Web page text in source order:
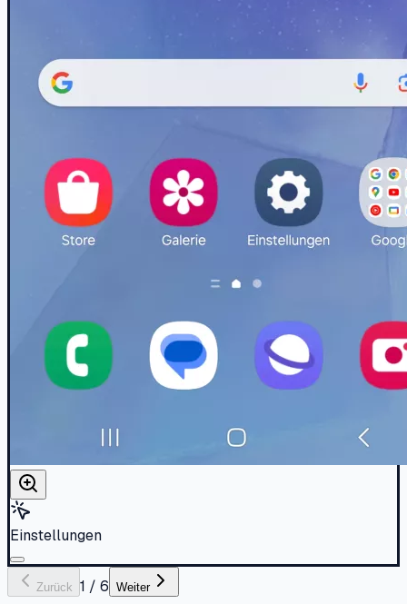
Einstellungen
Zurück 1 / 6 Weiter